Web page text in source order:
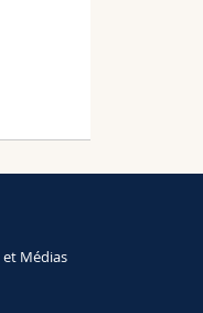
Médias